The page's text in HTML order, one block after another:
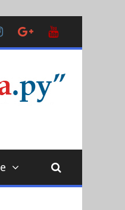
Instagram
Google
Plus